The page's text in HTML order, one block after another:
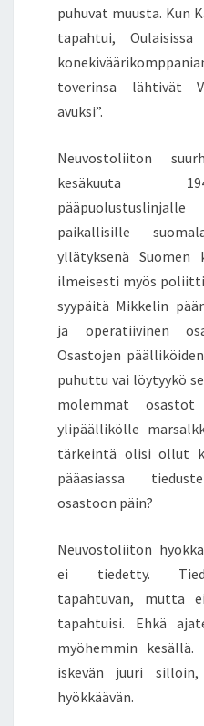
puhuvat muusta. Kun
tapahtui,
toverinsa lähtivät
avuksi”.
Neuvostoliiton
kesäkuuta
paikallisille
yllätyksenä Suomen
ilmeisesti myös
syypäitä Mikkelin
ja operatiivinen
Osastojen
puhuttu vai löytyykö
molemmat
ylipäällikölle
tärkeintä olisi ollut
pääasiassa
osastoon päin?
Neuvostoliiton
ei tiedetty.
tapahtuvan, mutta
tapahtuisi. Ehkä
myöhemmin
iskevän juuri
hyökkäävän.